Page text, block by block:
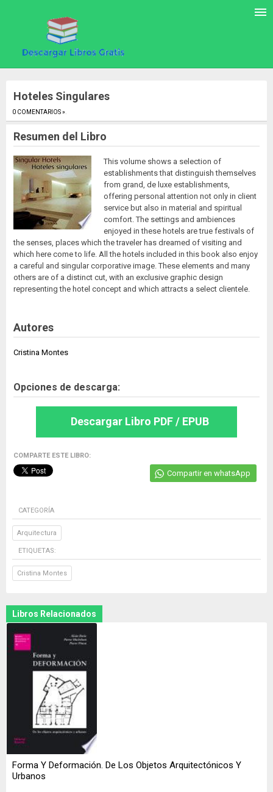
Hoteles Singulares
0 COMENTARIOS ».
Resumen del Libro
This volume shows a selection of
establishments that distinguish themselves
from grand, de luxe establishments,
offering personal attention not only in client
service but also in material and spiritual
comfort. The settings and ambiences
enjoyed in these hotels are true festivals of
the senses, places which the traveler has dreamed of visiting and
which here come to life. All the hotels included in this book also enjoy
a careful and singular corporative image. These elements and many
others are of a distinct cut, with an exclusive graphic design
representing the hotel concept and which attracts a select clientele.
Autores
Cristina Montes
Opciones de descarga:
Descargar Libro PDF / EPUB
COMPARTE ESTE LIBRO:
Compartir en whatsApp
CATEGORÍA
Arquitectura
ETIQUETAS:
Cristina Montes
Libros Relacionados
Forma Y Deformación. De Los Objetos Arquitectónicos Y
Urbanos